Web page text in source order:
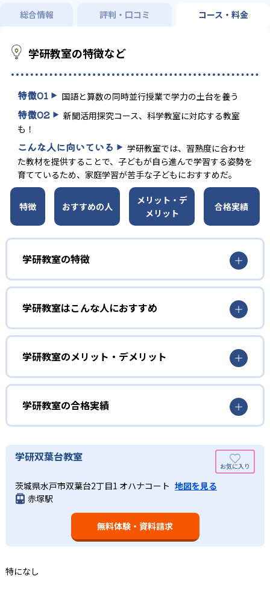
総合情報 評判・口コミ コース・料金
学研教室の特徴など
特徴01 国語と算数の同時並行授業で学力の土台を養う
特徴02
新聞活用探究コース、科学教室に対応する教室
も！
こんな人に向いている
学研教室では、習熟度に合わせ
た教材を提供することで、子どもが自ら進んで学習する姿勢を
育てているため、家庭学習が苦手な子どもにおすすめだ。
特徴 おすすめの人
メリット・デ
メリット
合格実績
学研教室の特徴
01
3歳から高校生まで「無学年方式」で個別指導
学研教室は、0･1･2歳から高校生までを対象として個別指導
解度を最優先して学習を進める「無学年方式」を採用して
いることが特徴だ。この「無学年方式」では、生徒が個々
のペースで学習することができるため、一度立ち止まって
わからないところをしっかり学習したり、余裕がある場合
はどんどん先取り学習を進めたりすることも可能である。
02
生徒それぞれに最適化された学習計画を設計
学研教室の個別指導では、生徒一人ひとりの学力／適性を
しっかり把握した上で学習の出発点を定め、生徒に最適化
された学習計画を設計する。また、生徒それぞれに最適な
教材を提供すると共に、適切なアドバイスも実施。少しず
つレベルアップするスモールステップの教材となっている
ので、つまずくことなく、無理なく無駄なく学習ができ
している。
学研教室はこんな人におすすめ
勉強全体の底力を上げたい人向け
学研教室は、生徒の「わかった！」を重視する形で個別指
導を行っている。無理なく学習を進められるよう「無学年
方式」を採用しており、わからない問題がある場合は立ち
知識の量などで測りやすい「見える力」だけでなく、学習
に向いている。
算数（数学）と国語の基礎力を上げたい人向け
学研教室では、算数（数学）と国語を全ての教科の基礎に
なるものと考え、その指導を重視している。算数（数学）
では筋道を立てて考える力の育成を、国語では全ての学力
の土台となる「読む力」「書く力」の育成に力を入れてい
る。また、この2教科を切り離さず、くり返し学習と毎日の
語の基礎力を上げたい人に向いている。
学研教室のメリット・デメリット
学研教室の合格実績
学研教室の合格実績は、公式サイトでは公開されていな
い。
学研双葉台教室
茨城県水戸市双葉台2丁目1 オハナコート 地図を見る
赤塚駅
無料体験・資料請求
特になし